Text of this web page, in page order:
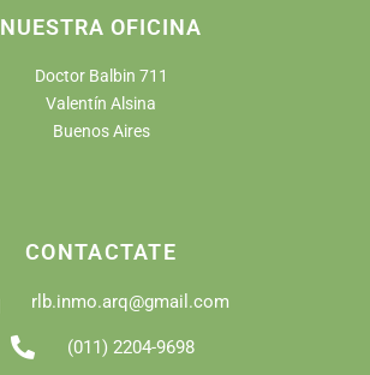
NUESTRA OFICINA
Doctor Balbin 711
Valentín Alsina
Buenos Aires
CONTACTATE
rlb.inmo.arq@gmail.com
(011) 2204-9698